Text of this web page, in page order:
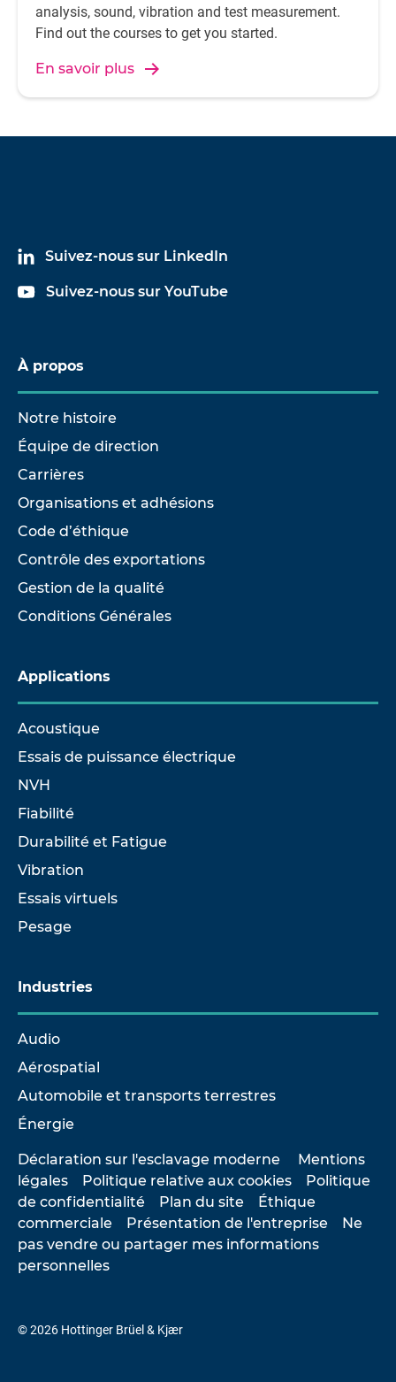
analysis, sound, vibration and test measurement.
Find out the courses to get you started.
En savoir plus
Suivez-nous sur LinkedIn
Suivez-nous sur YouTube
À propos
Notre histoire
Équipe de direction
Carrières
Organisations et adhésions
Code d’éthique
Contrôle des exportations
Gestion de la qualité
Conditions Générales
Applications
Acoustique
Essais de puissance électrique
NVH
Fiabilité
Durabilité et Fatigue
Vibration
Essais virtuels
Pesage
Industries
Audio
Aérospatial
Automobile et transports terrestres
Énergie
Déclaration sur l'esclavage moderne
Mentions
légales
Politique relative aux cookies
Politique
de confidentialité
Plan du site
Éthique
commerciale
Présentation de l'entreprise
Ne
pas vendre ou partager mes informations
personnelles
© 2026 Hottinger Brüel & Kjær